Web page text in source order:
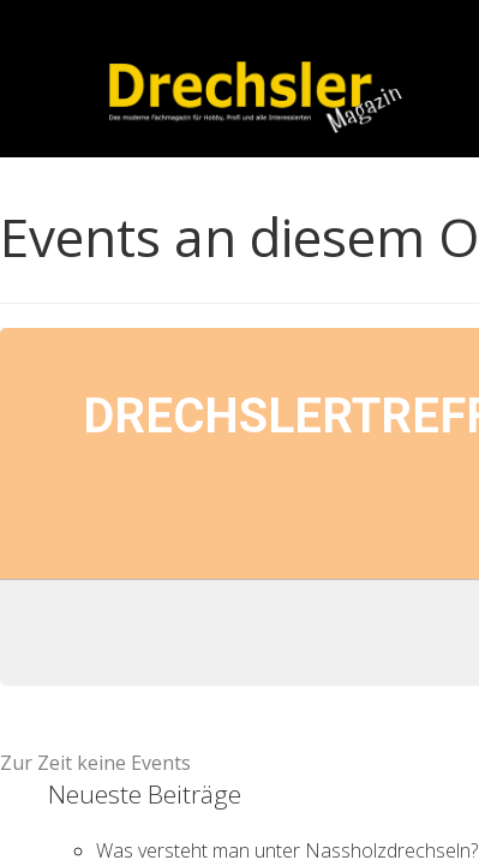
Events an diesem
Zur Zeit keine Events
Neueste Beiträge
Was versteht man unter Nassholzdrechseln?